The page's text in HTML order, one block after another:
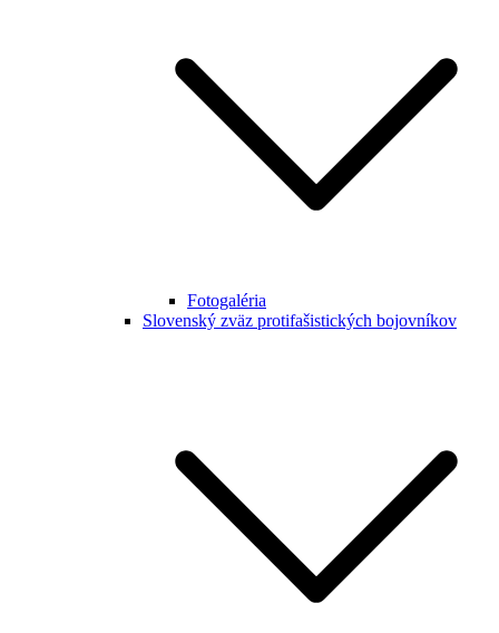
Fotogaléria
Slovenský zväz protifašistických bojovníkov